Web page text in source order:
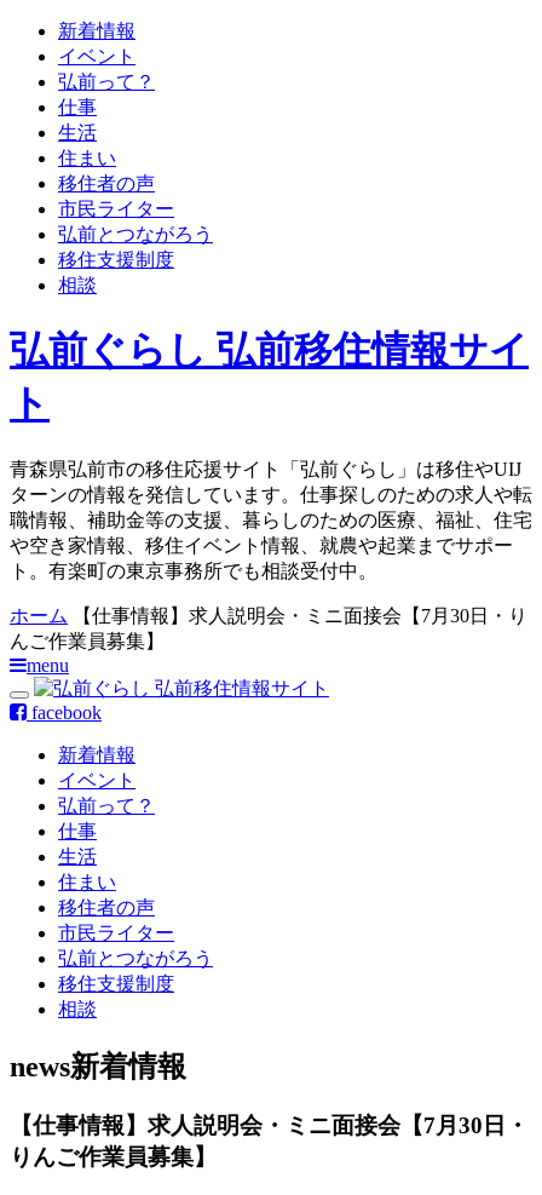
新着情報
イベント
弘前って？
仕事
生活
住まい
移住者の声
市民ライター
弘前とつながろう
移住支援制度
相談
弘前ぐらし 弘前移住情報サイ
ト
青森県弘前市の移住応援サイト「弘前ぐらし」は移住やUIJ
ターンの情報を発信しています。仕事探しのための求人や転
職情報、補助金等の支援、暮らしのための医療、福祉、住宅
や空き家情報、移住イベント情報、就農や起業までサポー
ト。有楽町の東京事務所でも相談受付中。
ホーム
【仕事情報】求人説明会・ミニ面接会【7月30日・り
んご作業員募集】
menu
facebook
新着情報
イベント
弘前って？
仕事
生活
住まい
移住者の声
市民ライター
弘前とつながろう
移住支援制度
相談
news新着情報
【仕事情報】求人説明会・ミニ面接会【7月30日・
りんご作業員募集】